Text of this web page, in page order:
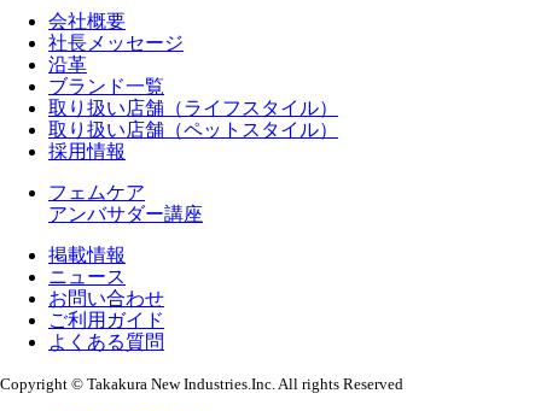
会社概要
社長メッセージ
沿革
ブランド一覧
取り扱い店舗（ライフスタイル）
取り扱い店舗（ペットスタイル）
採用情報
フェムケア
アンバサダー講座
掲載情報
ニュース
お問い合わせ
ご利用ガイド
よくある質問
Copyright © Takakura New Industries.Inc. All rights Reserved